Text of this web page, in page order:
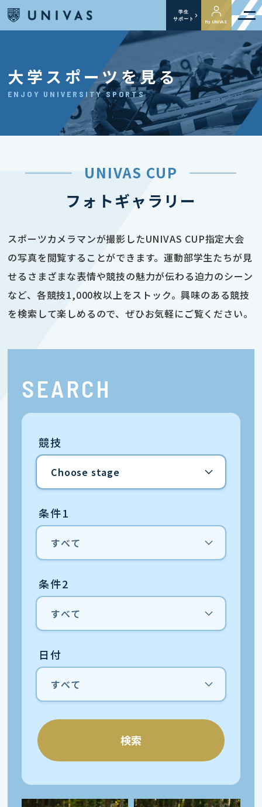
学生
サポート
My UNIVAS
大学スポーツを見る
ENJOY UNIVERSITY SPORTS
UNIVAS CUP
フォトギャラリー
スポーツカメラマンが撮影したUNIVAS CUP指定大会
の写真を閲覧することができます。運動部学生たちが見
せるさまざまな表情や競技の魅力が伝わる迫力のシーン
など、各競技1,000枚以上をストック。興味のある競技
を検索して楽しめるので、ぜひお気軽にご覧ください。
SEARCH
競技
条件1
条件2
日付
検索